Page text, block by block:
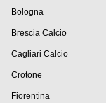
Bologna
Brescia Calcio
Cagliari Calcio
Crotone
Fiorentina